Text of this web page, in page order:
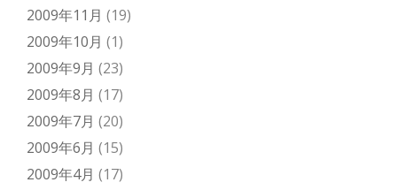
2009年11月 (19)
2009年10月 (1)
2009年9月 (23)
2009年8月 (17)
2009年7月 (20)
2009年6月 (15)
2009年4月 (17)